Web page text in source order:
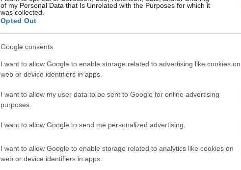
of my Personal Data that Is Unrelated with the Purposes for which it
was collected.
Opted Out
Google consents
I want to allow Google to enable storage related to advertising like cookies on
web or device identifiers in apps.
I want to allow my user data to be sent to Google for online advertising
purposes.
I want to allow Google to send me personalized advertising.
I want to allow Google to enable storage related to analytics like cookies on
web or device identifiers in apps.